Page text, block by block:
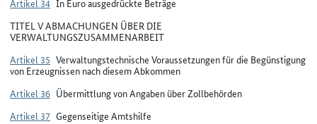
Artikel 34 In Euro ausgedrückte Beträge
TITEL V ABMACHUNGEN ÜBER DIE
VERWALTUNGSZUSAMMENARBEIT
Artikel 35 Verwaltungstechnische Voraussetzungen für die Begünstigung
von Erzeugnissen nach diesem Abkommen
Artikel 36 Übermittlung von Angaben über Zollbehörden
Artikel 37 Gegenseitige Amtshilfe